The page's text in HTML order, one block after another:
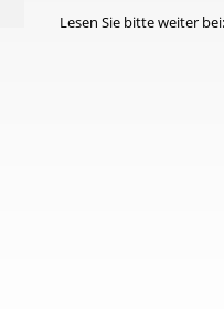
Lesen Sie bitte weiter bei: